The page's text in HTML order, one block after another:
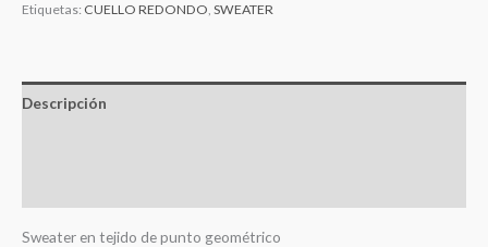
Etiquetas: CUELLO REDONDO, SWEATER
Descripción
Sweater en tejido de punto geométrico